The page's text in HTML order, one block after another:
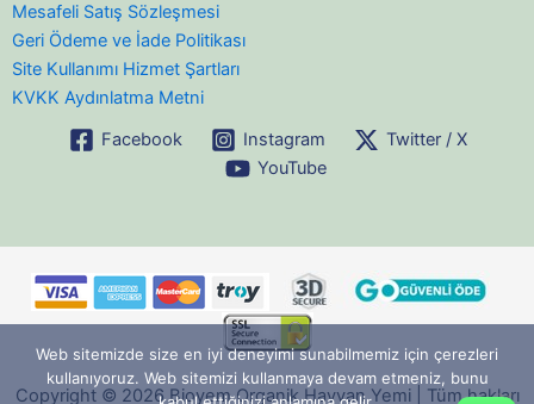
Mesafeli Satış Sözleşmesi
Geri Ödeme ve İade Politikası
Site Kullanımı Hizmet Şartları
KVKK Aydınlatma Metni
Facebook
Instagram
Twitter / X
YouTube
Copyright © 2026 Bioyem Organik Hayvan Yemi | Tüm hakları
Web sitemizde size en iyi deneyimi sunabilmemiz için çerezleri
kullanıyoruz. Web sitemizi kullanmaya devam etmeniz, bunu